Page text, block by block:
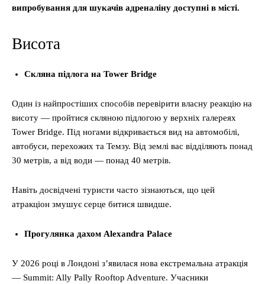
випробування для шукачів адреналіну доступні в місті.
Висота
Скляна підлога на Tower Bridge
Один із найпростіших способів перевірити власну реакцію на
висоту — пройтися скляною підлогою у верхніх галереях
Tower Bridge. Під ногами відкривається вид на автомобілі,
автобуси, перехожих та Темзу. Від землі вас відділяють понад
30 метрів, а від води — понад 40 метрів.
Навіть досвідчені туристи часто зізнаються, що цей
атракціон змушує серце битися швидше.
Прогулянка дахом Alexandra Palace
У 2026 році в Лондоні з’явилася нова екстремальна атракція
— Summit: Ally Pally Rooftop Adventure. Учасники